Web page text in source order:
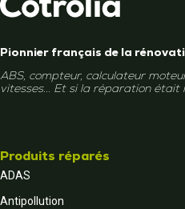
Pionnier français de la
ABS, compteur, calculateur
vitesses... Et si la réparation était
Produits réparés
ADAS
Antipollution